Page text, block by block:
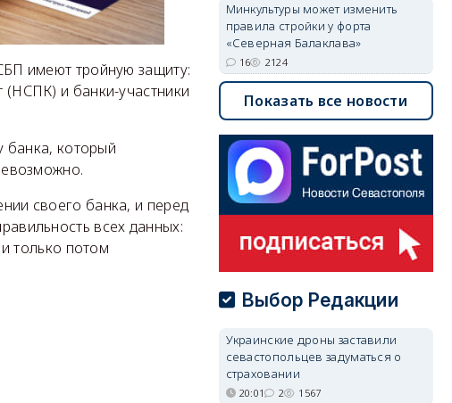
имеют тройную защиту:
(НСПК) и банки-участники
банка, который
своего банка, и перед
всех данных:
только потом
Минкультуры может изменить
правила стройки у форта
«Северная Балаклава»
16 2124
Показать все новости
Выбор Редакции
Украинские дроны заставили
севастопольцев задуматься о
страховании
20:01 2 1567